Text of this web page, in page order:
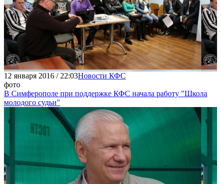
12 января 2016 / 22:03Новости КФС
фото
В Симферополе при поддержке КФС начала работу "Школа
молодого судьи"